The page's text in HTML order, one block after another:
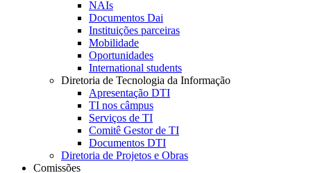
NAIs
Documentos Dai
Instituições parceiras
Mobilidade
Oportunidades
International students
Diretoria de Tecnologia da Informação
Apresentação DTI
TI nos câmpus
Serviços de TI
Comitê Gestor de TI
Documentos DTI
Diretoria de Projetos e Obras
Comissões